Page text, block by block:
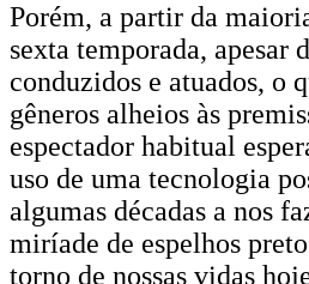
Porém, a partir da
sexta temporada, apesar
conduzidos e atuados, o
gêneros alheios às
espectador habitual
uso de uma tecnologia
algumas décadas a nos
miríade de espelhos
torno de nossas vidas